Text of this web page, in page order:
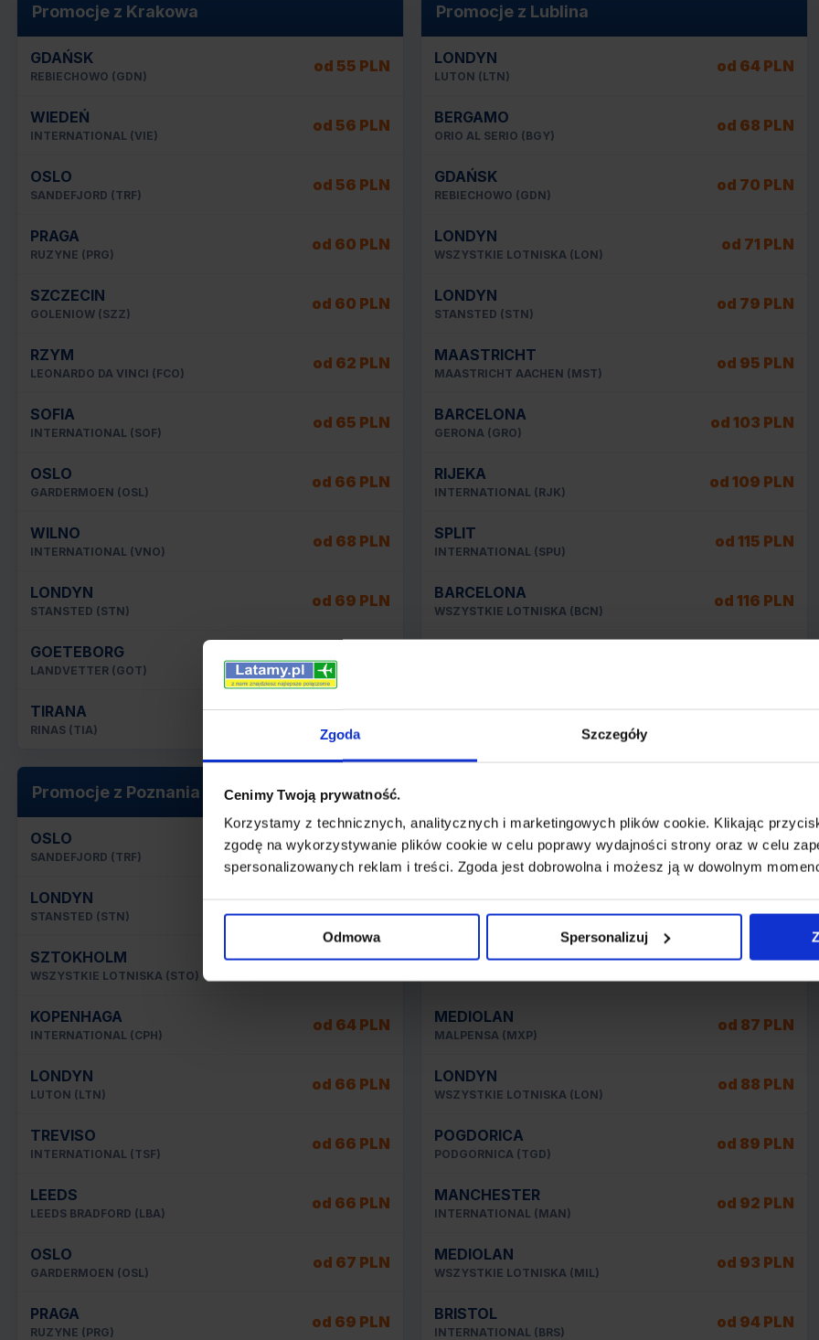
Zgoda Szczegóły
Cenimy Twoją prywatność.
Korzystamy z technicznych, analitycznych i marketingowych plików cookie. Klikając
zgodę na wykorzystywanie plików cookie w celu poprawy wydajności strony oraz w celu
spersonalizowanych reklam i treści. Zgoda jest dobrowolna i możesz ją w dowolnym
Odmowa Spersonalizuj
Promocje z Krakowa
GDAŃSK
REBIECHOWO (GDN)
od 55 PLN
WIEDEŃ
INTERNATIONAL (VIE)
od 56 PLN
OSLO
SANDEFJORD (TRF)
od 56 PLN
PRAGA
RUZYNE (PRG)
od 60 PLN
SZCZECIN
GOLENIOW (SZZ)
od 60 PLN
RZYM
LEONARDO DA VINCI (FCO)
od 62 PLN
SOFIA
INTERNATIONAL (SOF)
od 65 PLN
OSLO
GARDERMOEN (OSL)
od 66 PLN
WILNO
INTERNATIONAL (VNO)
od 68 PLN
LONDYN
STANSTED (STN)
od 69 PLN
GOETEBORG
LANDVETTER (GOT)
od 69 PLN
TIRANA
RINAS (TIA)
Promocje z Lublina
LONDYN
LUTON (LTN)
od 64 PLN
BERGAMO
ORIO AL SERIO (BGY)
od 68 PLN
GDAŃSK
REBIECHOWO (GDN)
od 70 PLN
LONDYN
WSZYSTKIE LOTNISKA (LON)
od 71 PLN
LONDYN
STANSTED (STN)
od 79 PLN
MAASTRICHT
MAASTRICHT AACHEN (MST)
od 95 PLN
BARCELONA
GERONA (GRO)
od 103 PLN
RIJEKA
INTERNATIONAL (RJK)
od 109 PLN
SPLIT
INTERNATIONAL (SPU)
od 115 PLN
BARCELONA
WSZYSTKIE LOTNISKA (BCN)
od 116 PLN
BOURGAS
Promocje z Poznania
OSLO
SANDEFJORD (TRF)
od 61 PLN
LONDYN
STANSTED (STN)
od 62 PLN
SZTOKHOLM
WSZYSTKIE LOTNISKA (STO)
od 62 PLN
KOPENHAGA
INTERNATIONAL (CPH)
od 64 PLN
LONDYN
LUTON (LTN)
od 66 PLN
TREVISO
INTERNATIONAL (TSF)
od 66 PLN
LEEDS
LEEDS BRADFORD (LBA)
od 66 PLN
OSLO
GARDERMOEN (OSL)
od 67 PLN
PRAGA
RUZYNE (PRG)
od 69 PLN
LONDYN od 81 PLN
LONDYN
STANSTED (STN)
od 82 PLN
ZADAR od 86 PLN
MEDIOLAN
MALPENSA (MXP)
od 87 PLN
LONDYN
WSZYSTKIE LOTNISKA (LON)
od 88 PLN
POGDORICA
PODGORNICA (TGD)
od 89 PLN
MANCHESTER
INTERNATIONAL (MAN)
od 92 PLN
MEDIOLAN
WSZYSTKIE LOTNISKA (MIL)
od 93 PLN
BRISTOL
INTERNATIONAL (BRS)
od 94 PLN